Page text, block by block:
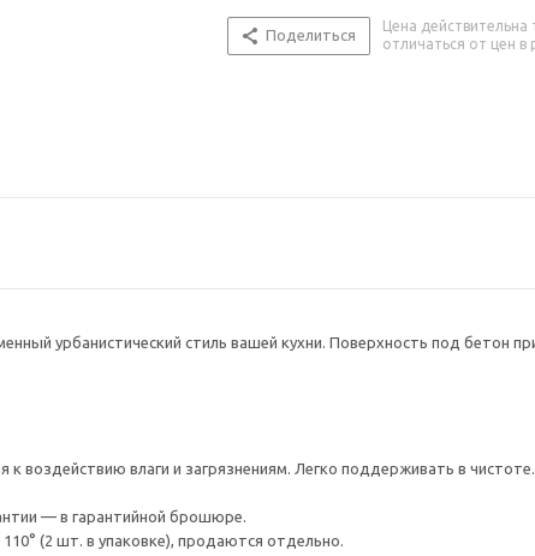
Поделиться
Цена
отличаться от цен в
урбанистический стиль вашей кухни. Поверхность под бетон
к воздействию влаги и загрязнениям. Легко поддерживать в чистоте.
— в гарантийной брошюре.
(2 шт. в упаковке), продаются отдельно.